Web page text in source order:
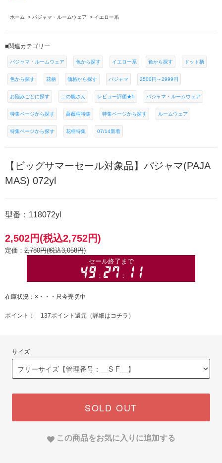
ホーム > パジャマ・ルームウェア > イエロー系
■関連カテゴリー
パジャマ・ルームウェア 色から探す イエロー系 色から探す ドット柄
色から探す 花柄 価格から探す パジャマ 2500円～2999円
お悩みごとに探す 二の腕さん レビュー評価★5 パジャマ・ルームウェア
特集ページから探す 薔薇柄特集 特集ページから探す ルームウェア
特集ページから探す 花柄特集 07/14新着
【ビッグサマーセール対象品】パジャマ(PAJA
MAS) 072yl
型番：118072yl
2,502円(税込2,752円)
定価： 2,780円(税込3,058円)
在庫状況：×・・・只今売切中
ポイント： 137ポイント還元（詳細はコチラ ）
サイズ
SOLD OUT
この商品をお気に入りに追加する